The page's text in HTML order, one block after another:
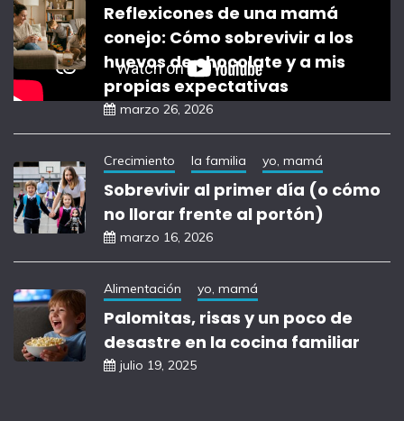
Reflexicones de una mamá
conejo: Cómo sobrevivir a los
huevos de chocolate y a mis
propias expectativas
marzo 26, 2026
Crecimiento la familia yo, mamá
Sobrevivir al primer día (o cómo
no llorar frente al portón)
marzo 16, 2026
Alimentación yo, mamá
Palomitas, risas y un poco de
desastre en la cocina familiar
julio 19, 2025